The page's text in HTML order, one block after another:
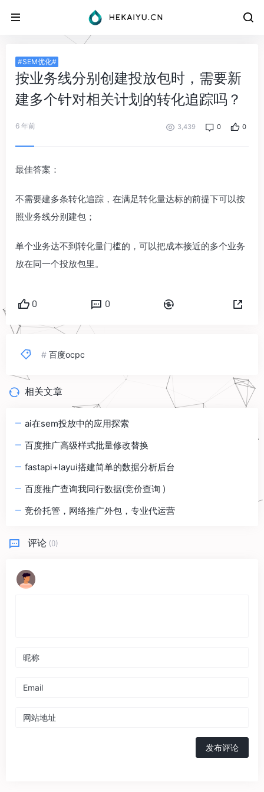
#SEM优化#
按业务线分别创建投放包时，需要新
建多个针对相关计划的转化追踪吗？
6 年前 3,439 0 0
最佳答案：
不需要建多条转化追踪，在满足转化量达标的前提下可以按
照业务线分别建包；
单个业务达不到转化量门槛的，可以把成本接近的多个业务
放在同一个投放包里。
0 0
# 百度ocpc
相关文章
ai在sem投放中的应用探索
百度推广高级样式批量修改替换
fastapi+layui搭建简单的数据分析后台
百度推广查询我同行数据(竞价查询 )
竞价托管，网络推广外包，专业代运营
评论 (0)
发布评论